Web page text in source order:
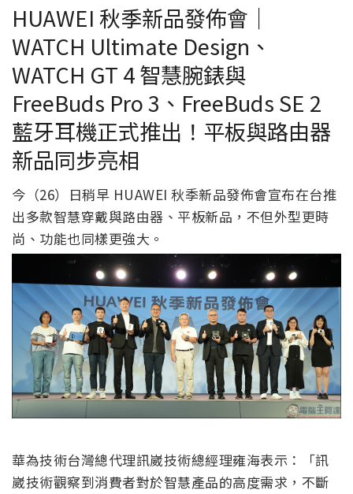
HUAWEI 秋季新品發佈會｜
WATCH Ultimate Design、
WATCH GT 4 智慧腕錶與
FreeBuds Pro 3、FreeBuds SE 2
藍牙耳機正式推出！平板與路由器
新品同步亮相
今（26）日稍早 HUAWEI 秋季新品發佈會宣布在台推
出多款智慧穿戴與路由器、平板新品，不但外型更時
尚、功能也同樣更強大。
華為技術台灣總代理訊崴技術總經理雍海表示：「訊
崴技術觀察到消費者對於智慧產品的高度需求，不斷